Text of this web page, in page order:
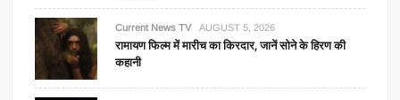
Current News TV AUGUST 5, 2026
रामायण फिल्म में मारीच का किरदार, जानें सोने के हिरण की
कहानी